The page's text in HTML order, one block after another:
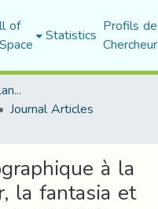
of Statistics Profils
Faculty of Letters and Languages
Journal Articles
à la
la fantasia et